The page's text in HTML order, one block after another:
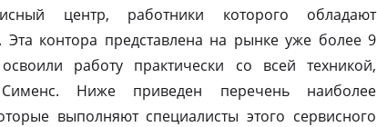
центр, работники которого обладают
контора представлена на рынке уже более 9
работу практически со всей техникой,
Ниже приведен перечень наиболее
выполняют специалисты этого сервисного